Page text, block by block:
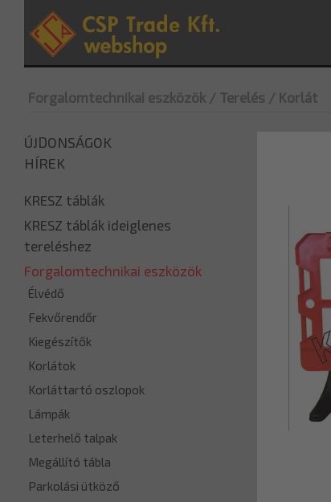
Forgalomtechnikai eszközök / Terelés / Korlát
ÚJDONSÁGOK
HÍREK
KRESZ táblák
KRESZ táblák ideiglenes
tereléshez
Forgalomtechnikai eszközök
Élvédő
Fekvőrendőr
Kiegészítők
Korlátok
Korláttartó oszlopok
Lámpák
Leterhelő talpak
Megállító tábla
Parkolási ütköző